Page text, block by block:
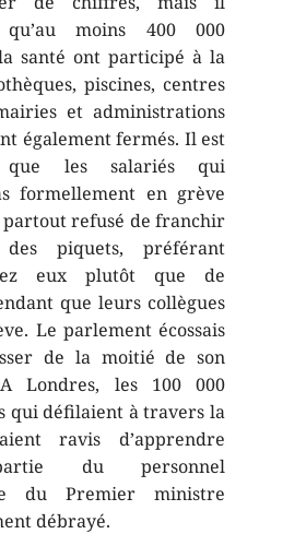
qu’au moins 400 000
santé ont participé à la
piscines, centres
et administrations
également fermés. Il est
que les salariés qui
formellement en grève
refusé de franchir
piquets, préférant
eux plutôt que de
que leurs collègues
Le parlement écossais
de la moitié de son
Londres, les 100 000
qui défilaient à travers la
ravis d’apprendre
du personnel
du Premier ministre
débrayé.